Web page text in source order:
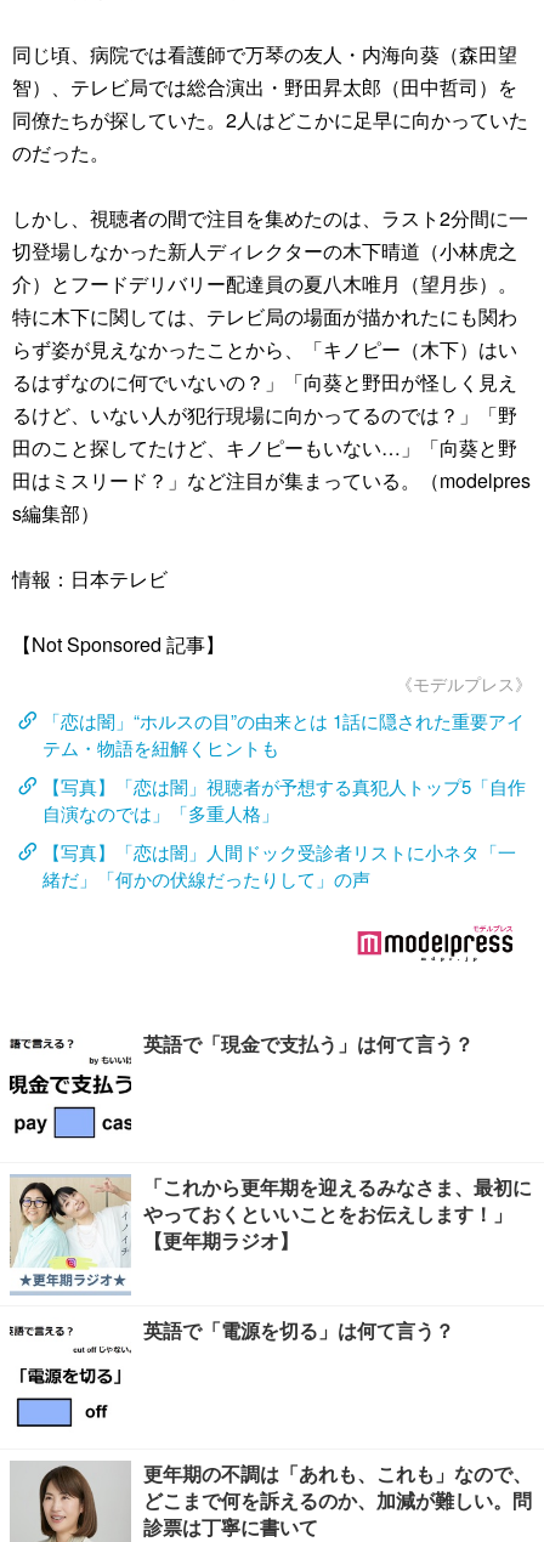
同じ頃、病院では看護師で万琴の友人・内海向葵（森田望
智）、テレビ局では総合演出・野田昇太郎（田中哲司）を
同僚たちが探していた。2人はどこかに足早に向かっていた
のだった。
しかし、視聴者の間で注目を集めたのは、ラスト2分間に一
切登場しなかった新人ディレクターの木下晴道（小林虎之
介）とフードデリバリー配達員の夏八木唯月（望月歩）。
特に木下に関しては、テレビ局の場面が描かれたにも関わ
らず姿が見えなかったことから、「キノピー（木下）はい
るはずなのに何でいないの？」「向葵と野田が怪しく見え
るけど、いない人が犯行現場に向かってるのでは？」「野
田のこと探してたけど、キノピーもいない…」「向葵と野
田はミスリード？」など注目が集まっている。（modelpres
s編集部）
情報：日本テレビ
【Not Sponsored 記事】
《モデルプレス》
「恋は闇」“ホルスの目”の由来とは 1話に隠された重要アイ
テム・物語を紐解くヒントも
【写真】「恋は闇」視聴者が予想する真犯人トップ5「自作
自演なのでは」「多重人格」
【写真】「恋は闇」人間ドック受診者リストに小ネタ「一
緒だ」「何かの伏線だったりして」の声
英語で「現金で支払う」は何て言う？
「これから更年期を迎えるみなさま、最初に
やっておくといいことをお伝えします！」
【更年期ラジオ】
英語で「電源を切る」は何て言う？
更年期の不調は「あれも、これも」なので、
どこまで何を訴えるのか、加減が難しい。問
診票は丁寧に書いて